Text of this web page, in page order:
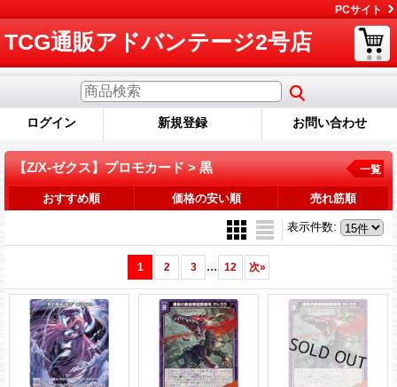
PCサイト
TCG通販アドバンテージ2号店
ログイン 新規登録 お問い合わせ
【Z/X-ゼクス】プロモカード > 黒 一覧
おすすめ順 価格の安い順 売れ筋順
表示件数:
1 2 3 ... 12 次»